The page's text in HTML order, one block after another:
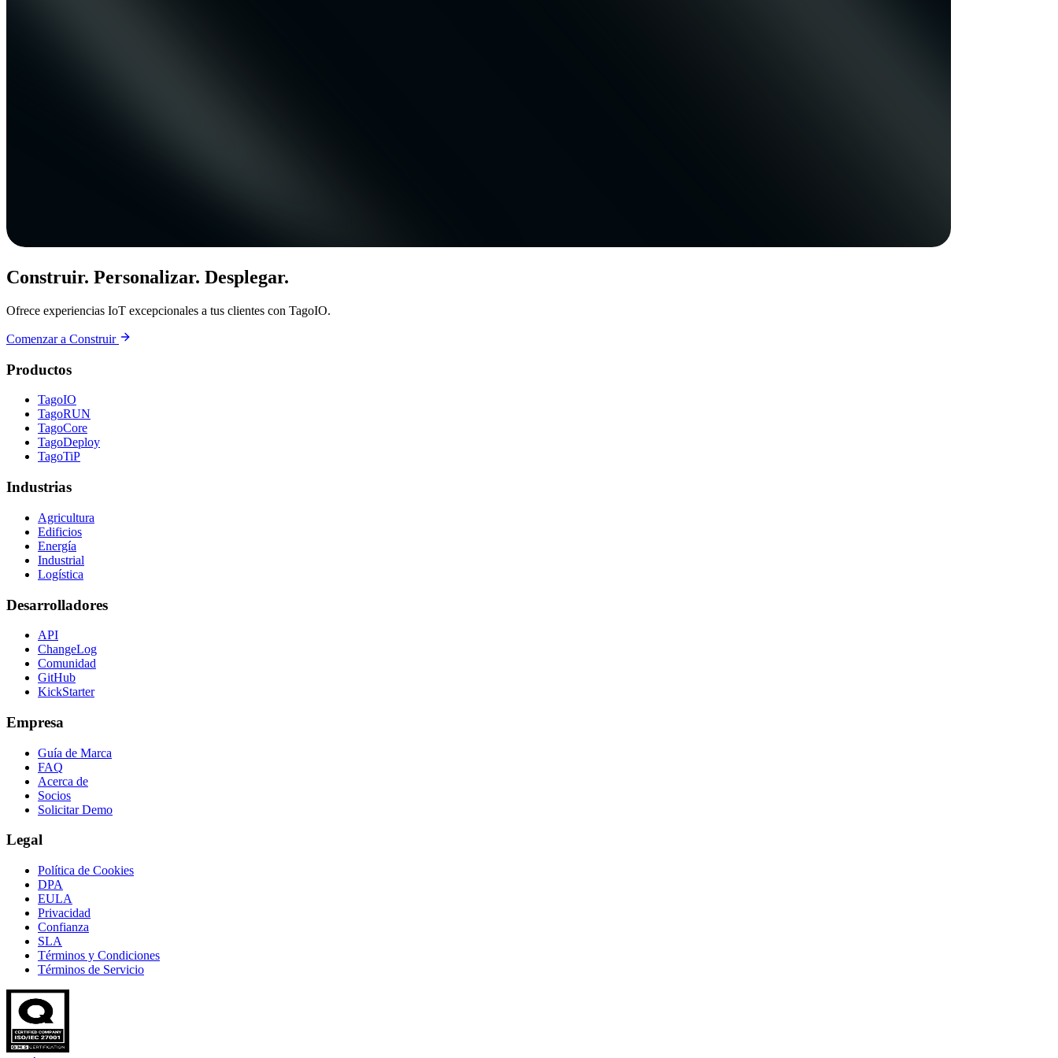
Construir. Personalizar. Desplegar.
Ofrece experiencias IoT excepcionales a tus clientes con TagoIO.
Comenzar a Construir
Productos
TagoIO
TagoRUN
TagoCore
TagoDeploy
TagoTiP
Industrias
Agricultura
Edificios
Energía
Industrial
Logística
Desarrolladores
API
ChangeLog
Comunidad
GitHub
KickStarter
Empresa
Guía de Marca
FAQ
Acerca de
Socios
Solicitar Demo
Legal
Política de Cookies
DPA
EULA
Privacidad
Confianza
SLA
Términos y Condiciones
Términos de Servicio